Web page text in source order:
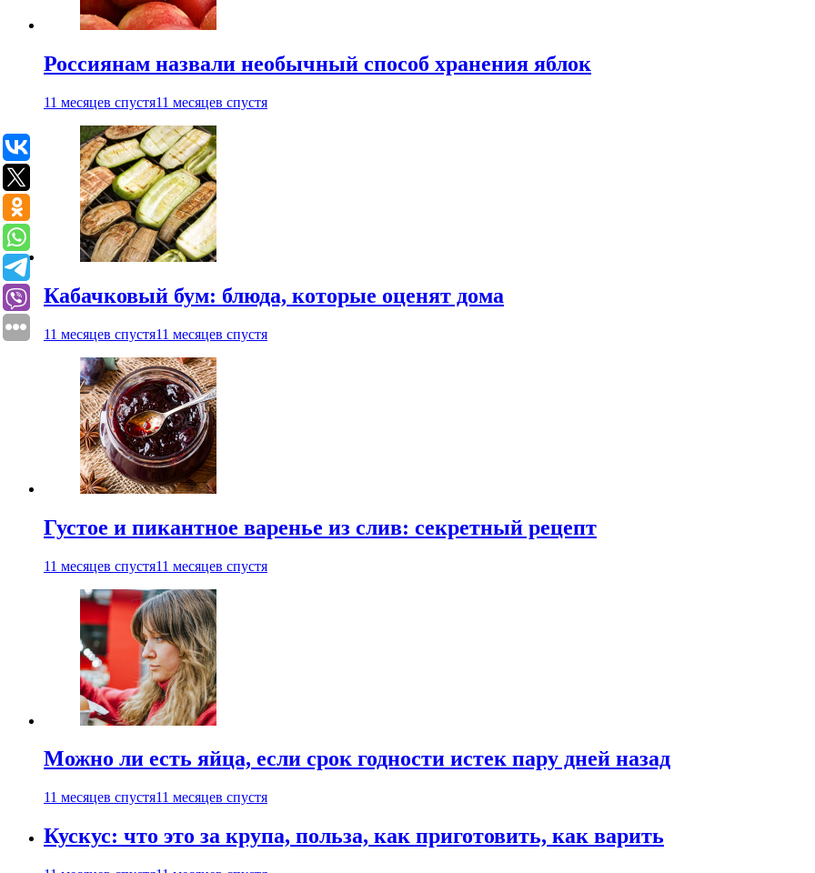
Россиянам назвали необычный способ хранения яблок
11 месяцев спустя11 месяцев спустя
Кабачковый бум: блюда, которые оценят дома
11 месяцев спустя11 месяцев спустя
Густое и пикантное варенье из слив: секретный рецепт
11 месяцев спустя11 месяцев спустя
Можно ли есть яйца, если срок годности истек пару дней назад
11 месяцев спустя11 месяцев спустя
Кускус: что это за крупа, польза, как приготовить, как варить